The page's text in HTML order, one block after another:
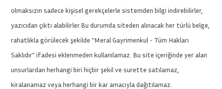
olmaksızın sadece kişisel gerekçelerle sistemden bilgi indirebilirler,
yazıcıdan çıktı alabilirler.Bu durumda siteden alınacak her türlü belge,
rahatlıkla görülecek şekilde "Meral Gayrimenkul - Tüm Hakları
Saklıdır" ifadesi eklenmeden kullanılamaz. Bu site içeriğinde yer alan
unsurlardan herhangi biri hiçbir şekil ve surette satılamaz,
kiralanamaz veya herhangi bir kar amacıyla dağıtılamaz.